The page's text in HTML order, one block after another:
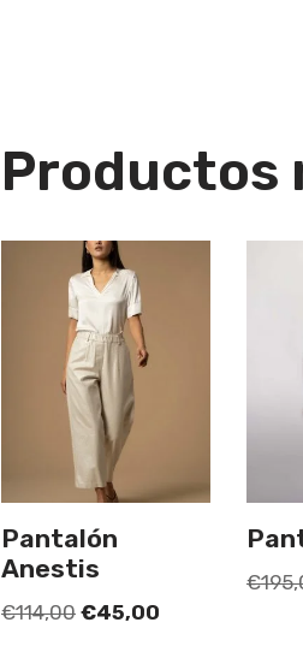
Productos
Pantalón
Anestis
€114,00 €45,00
€